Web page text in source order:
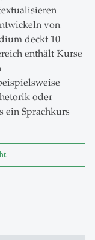
von
deckt 10
enthält Kurse
oder
ein Sprachkurs